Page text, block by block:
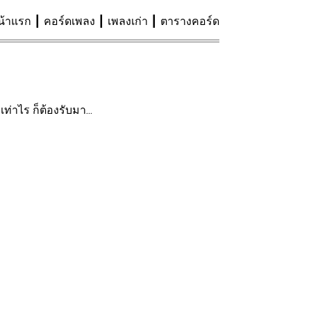
าแรก คอร์ดเพลง เพลงเก่า ตารางคอร์ด
าไร ก็ต้องรับมา...